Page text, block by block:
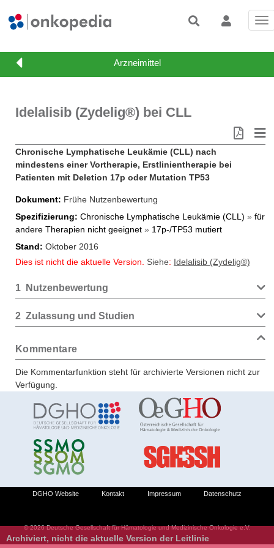
Idelalisib (Zydelig®) bei CLL
Chronische Lymphatische Leukämie (CLL) nach
mindestens einer Vortherapie, Erstlinientherapie bei
Patienten mit Deletion 17p oder Mutation TP53
Dokument
Frühe Nutzenbewertung
Spezifizierung
Chronische Lymphatische Leukämie (CLL) » für
andere Therapien nicht geeignet » 17p-/TP53 mutiert
Stand
Oktober 2016
Dies ist nicht die aktuelle Version.
Siehe: Idelalisib (Zydelig®)
1 Nutzenbewertung
2 Zulassung und Studien
Kommentare
Die Kommentarfunktion steht für archivierte Versionen nicht zur
Verfügung.
Archiviert, nicht die aktuelle Version der Leitlinie
© 2026 Deutsche Gesellschaft für Hämatologie und Medizinische Onkologie e.V.
DGHO Website Kontakt Impressum Datenschutz